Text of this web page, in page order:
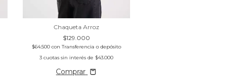
Chaqueta Arroz
$129.000
$64.500 con Transferencia o depósito
3 cuotas sin interés de $43.000
Comprar